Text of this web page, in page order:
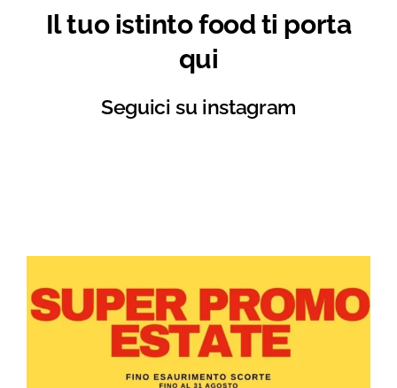
Il tuo istinto food ti porta
qui
Seguici su instagram